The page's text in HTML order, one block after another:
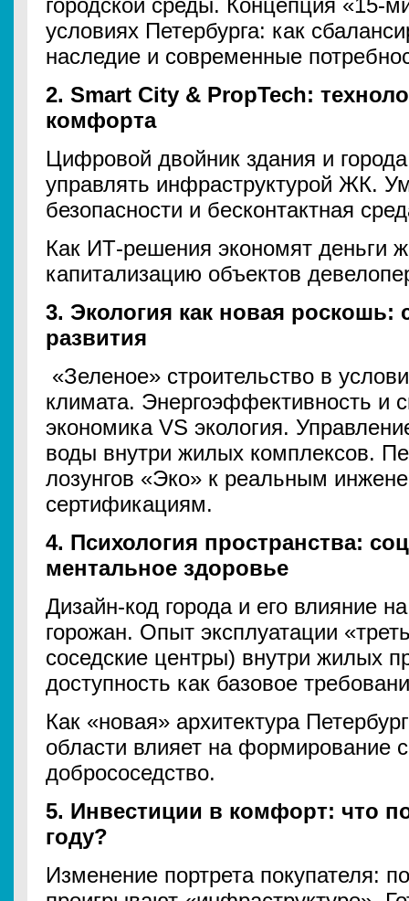
городской среды. Концепция «15-
условиях Петербурга: как
наследие и современные
2. Smart City & PropTech:
комфорта
Цифровой двойник здания и
управлять инфраструктурой ЖК.
безопасности и бесконтактная
Как ИТ-решения экономят деньги
капитализацию объектов
3. Экология как новая роскошь:
развития
«Зеленое» строительство в
климата. Энергоэффективность и
экономика VS экология.
воды внутри жилых комплексов.
лозунгов «Эко» к реальным
сертификациям.
4. Психология пространства:
ментальное здоровье
Дизайн-код города и его влияние
горожан. Опыт эксплуатации
соседские центры) внутри жилых
доступность как базовое
Как «новая» архитектура
области влияет на формирование
добрососедство.
5. Инвестиции в комфорт: что
году?
Изменение портрета покупателя: